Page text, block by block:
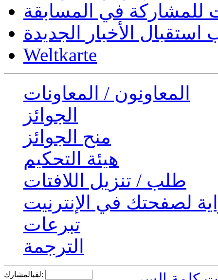
للمشاركة في المسابقة
الأخبار الجديدة
Weltkarte
المعاونون / المعاونات
الجوائز
منح الجوائز
هيئة التحكيم
طلب / تنزيل اللافتات
لصفحتك في الإنترنيت
تبرعات
الترجمة
لقبالمشارك: